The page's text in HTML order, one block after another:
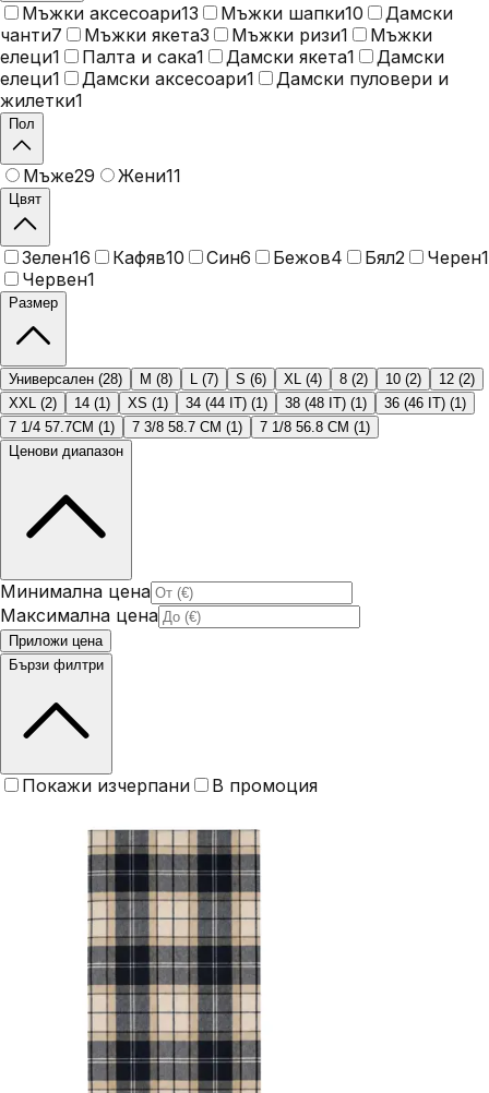
Мъжки аксесоари13 Мъжки шапки10
Дамски
чанти7 Мъжки якета3 Мъжки ризи1
Мъжки
елеци1 Палта и сака1 Дамски якета1
Дамски
елеци1 Дамски аксесоари1
Дамски пуловери и
жилетки1
Пол
Мъже29 Жени11
Цвят
Зелен16 Кафяв10 Син6 Бежов4 Бял2 Черен1
Червен1
Размер
Универсален (28) M (8) L (7) S (6) XL (4) 8 (2) 10 (2) 12 (2)
XXL (2) 14 (1) XS (1) 34 (44 IT) (1) 38 (48 IT) (1) 36 (46 IT) (1)
7 1/4 57.7CM (1) 7 3/8 58.7 CM (1) 7 1/8 56.8 CM (1)
Ценови диапазон
Минимална цена
Максимална цена
Приложи цена
Бързи филтри
Покажи изчерпани В промоция